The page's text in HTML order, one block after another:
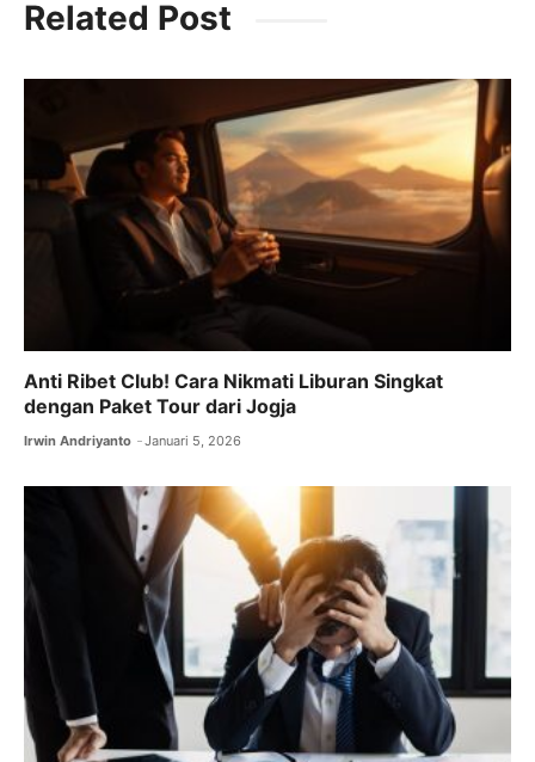
e
b
o
k
s
A
p
gr
a
dI
n
Related Post
Anti Ribet Club! Cara Nikmati Liburan Singkat
dengan Paket Tour dari Jogja
Irwin Andriyanto Januari 5, 2026